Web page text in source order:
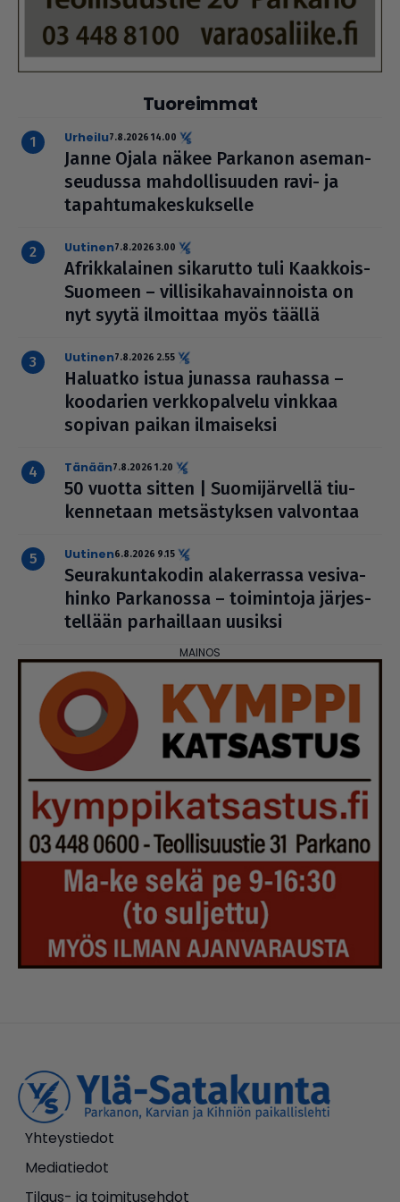
Tuoreimmat
urheilu7.8.2026 14.00
Janne Ojala näkee Parkanon ase­man­
seu­dussa mah­dol­li­suu­den ravi- ja
tapah­tu­ma­kes­kuk­selle
uutinen7.8.2026 3.00
Afrik­ka­lai­nen sikarutto tuli Kaakkois-
Suomeen – vil­li­si­ka­ha­vain­noista on
nyt syytä ilmoittaa myös täällä
uutinen7.8.2026 2.55
Haluatko istua junassa rauhassa –
koodarien verk­ko­pal­velu vinkkaa
sopivan paikan ilmai­seksi
Tänään7.8.2026 1.20
50 vuotta sitten | Suo­mi­jär­vellä tiu­
ken­ne­taan met­säs­tyk­sen valvontaa
uutinen6.8.2026 9.15
Seu­ra­kun­ta­ko­din ala­ker­rassa vesi­va­
hinko Par­ka­nossa – toi­min­toja jär­jes­
tel­lään par­hail­laan uusiksi
Yhteystiedot
Mediatiedot
Tilaus- ja toimitusehdot